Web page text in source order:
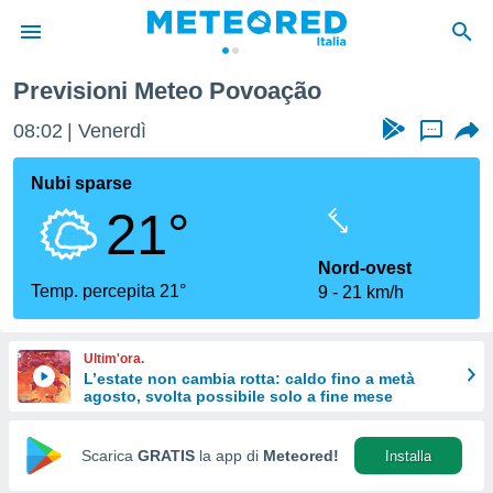
di
per
le
di
Web
Previsioni Meteo Povoação
08:02 Venerdì ...
Nubi sparse
21°
Temp. percepita 21°
Nord-ovest
9
21 km/h
Ultim'ora.
L’estate non cambia rotta: caldo fino a metà
agosto, svolta possibile solo a fine mese
Scarica GRATIS la app di Meteored! Installa